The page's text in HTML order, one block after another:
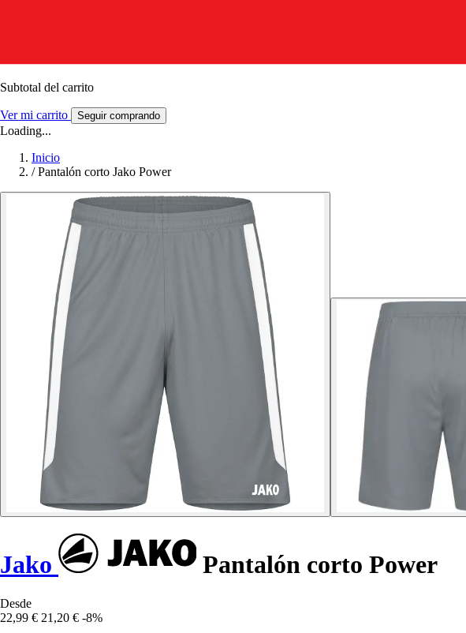
Subtotal del carrito
Ver mi carrito Seguir comprando
Loading...
Inicio
/ Pantalón corto Jako Power
Jako Pantalón corto Power
Desde
22,99 € 21,20 € -8%